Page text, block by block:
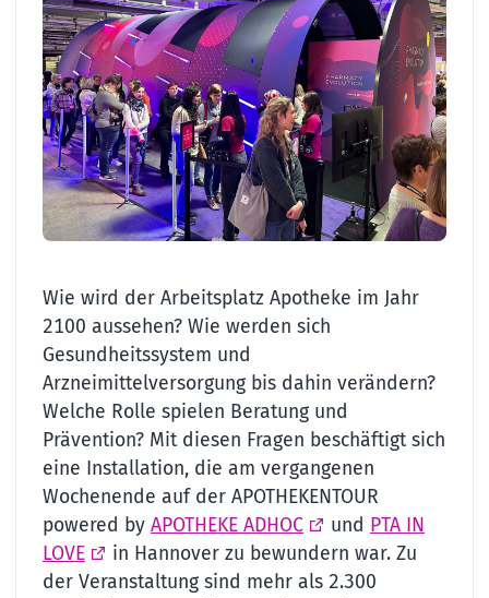
Wie wird der Arbeitsplatz Apotheke im Jahr
2100 aussehen? Wie werden sich
Gesundheitssystem und
Arzneimittelversorgung bis dahin verändern?
Welche Rolle spielen Beratung und
Prävention? Mit diesen Fragen beschäftigt sich
eine Installation, die am vergangenen
Wochenende auf der APOTHEKENTOUR
powered by APOTHEKE ADHOC und PTA IN
LOVE
in Hannover zu bewundern war. Zu
der Veranstaltung sind mehr als 2.300